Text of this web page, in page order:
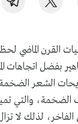
القرن الماضي
بفضل اتجاهات
الشعر الضخمة،
الضخمة، والتي
الفاخر، لذلك لا